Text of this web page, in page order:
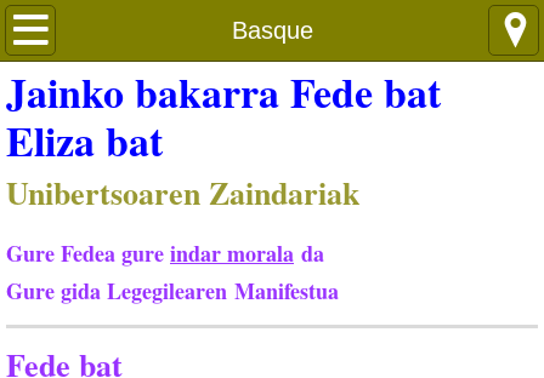
Basque
Languages
Jainko bakarra Fede bat
Eliza bat
Unibertsoaren Zaindariak
Gure Fedea gureindar morala da
Gure gida Legegilearen Manifestua
Fede bat